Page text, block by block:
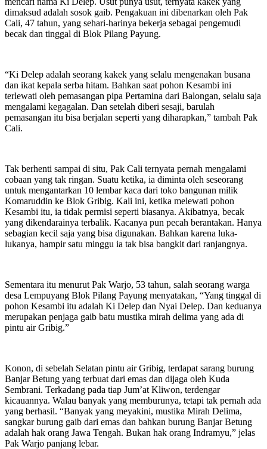
dimaksud adalah sosok gaib. Pengakuan ini dibenarkan oleh Pak
Cali, 47 tahun, yang sehari-harinya bekerja sebagai pengemudi
becak dan tinggal di Blok Pilang Payung.
“Ki Delep adalah seorang kakek yang selalu mengenakan busana
dan ikat kepala serba hitam. Bahkan saat pohon Kesambi ini
terlewati oleh pemasangan pipa Pertamina dari Balongan, selalu saja
mengalami kegagalan. Dan setelah diberi sesaji, barulah
pemasangan itu bisa berjalan seperti yang diharapkan,” tambah Pak
Cali.
Tak berhenti sampai di situ, Pak Cali ternyata pernah mengalami
cobaan yang tak ringan. Suatu ketika, ia diminta oleh seseorang
untuk mengantarkan 10 lembar kaca dari toko bangunan milik
Komaruddin ke Blok Gribig. Kali ini, ketika melewati pohon
Kesambi itu, ia tidak permisi seperti biasanya. Akibatnya, becak
yang dikendarainya terbalik. Kacanya pun pecah berantakan. Hanya
sebagian kecil saja yang bisa digunakan. Bahkan karena luka-
lukanya, hampir satu minggu ia tak bisa bangkit dari ranjangnya.
Sementara itu menurut Pak Warjo, 53 tahun, salah seorang warga
desa Lempuyang Blok Pilang Payung menyatakan, “Yang tinggal di
pohon Kesambi itu adalah Ki Delep dan Nyai Delep. Dan keduanya
merupakan penjaga gaib batu mustika mirah delima yang ada di
pintu air Gribig.”
Konon, di sebelah Selatan pintu air Gribig, terdapat sarang burung
Banjar Betung yang terbuat dari emas dan dijaga oleh Kuda
Sembrani. Terkadang pada tiap Jum’at Kliwon, terdengar
kicauannya. Walau banyak yang memburunya, tetapi tak pernah ada
yang berhasil. “Banyak yang meyakini, mustika Mirah Delima,
sangkar burung gaib dari emas dan bahkan burung Banjar Betung
adalah hak orang Jawa Tengah. Bukan hak orang Indramyu,” jelas
Pak Warjo panjang lebar.